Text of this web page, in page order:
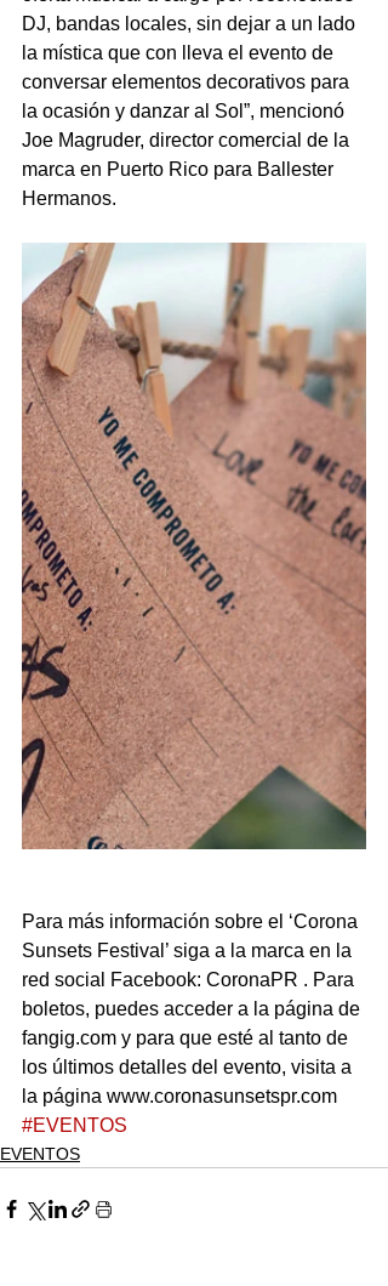
DJ, bandas locales, sin dejar a un lado
la mística que con lleva el evento de
conversar elementos decorativos para
la ocasión y danzar al Sol”, mencionó
Joe Magruder, director comercial de la
marca en Puerto Rico para Ballester
Hermanos.
Para más información sobre el ‘Corona
Sunsets Festival’ siga a la marca en la
red social Facebook: CoronaPR . Para
boletos, puedes acceder a la página de
fangig.com y para que esté al tanto de
los últimos detalles del evento, visita a
la página www.coronasunsetspr.com
#EVENTOS
EVENTOS